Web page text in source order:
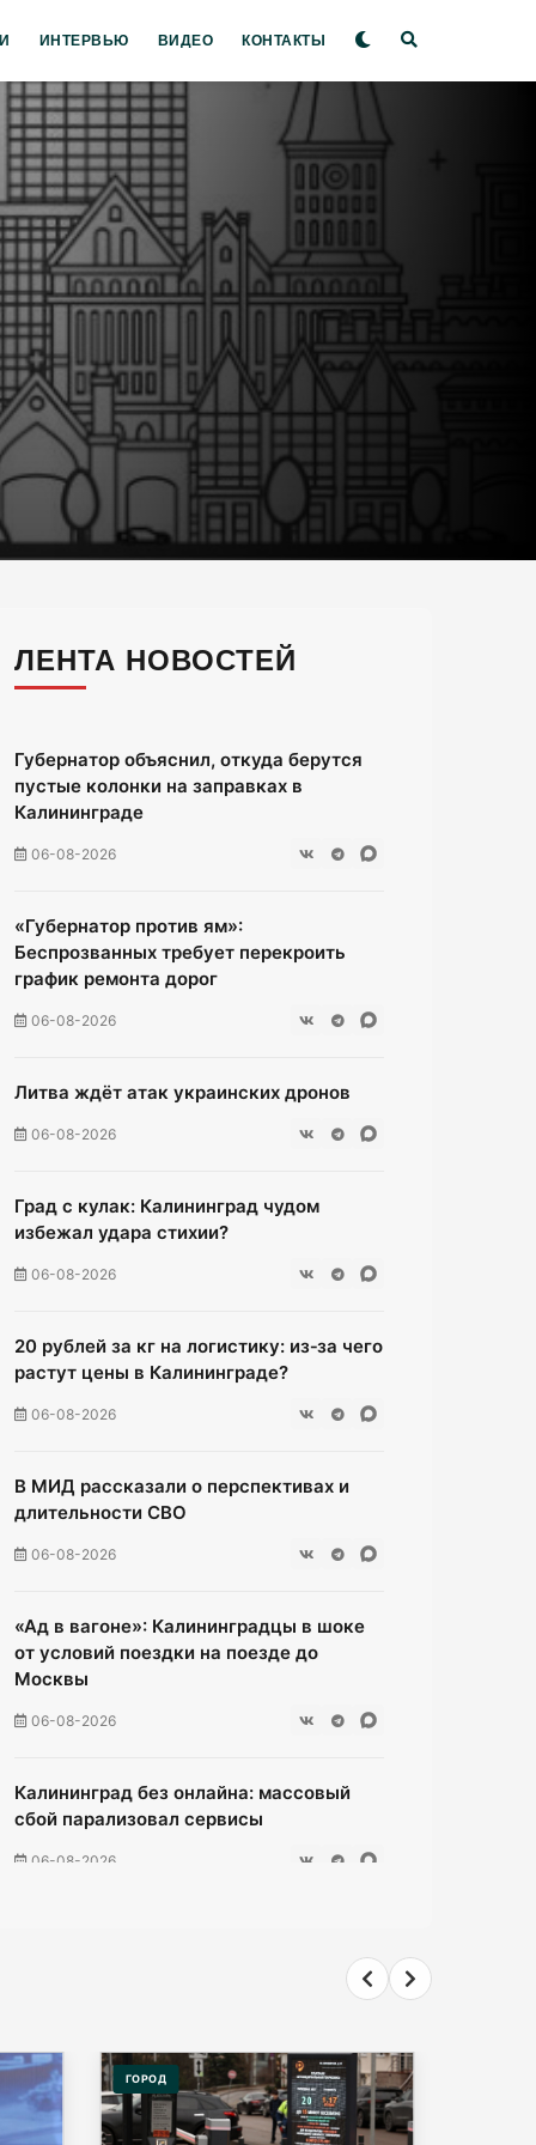
ИНТЕРВЬЮ ВИДЕО КОНТАКТЫ
ЛЕНТА НОВОСТЕЙ
Губернатор объяснил, откуда берутся
пустые колонки на заправках в
Калининграде
06-08-2026
«Губернатор против ям»:
Беспрозванных требует перекроить
график ремонта дорог
06-08-2026
Литва ждёт атак украинских дронов
06-08-2026
Град с кулак: Калининград чудом
избежал удара стихии?
06-08-2026
20 рублей за кг на логистику: из‑за чего
растут цены в Калининграде?
06-08-2026
В МИД рассказали о перспективах и
длительности СВО
06-08-2026
«Ад в вагоне»: Калининградцы в шоке
от условий поездки на поезде до
Москвы
06-08-2026
Калининград без онлайна: массовый
сбой парализовал сервисы
06-08-2026
Мэрия Калининграда дала старт
продажам парковочных абонементов
ГОРОД